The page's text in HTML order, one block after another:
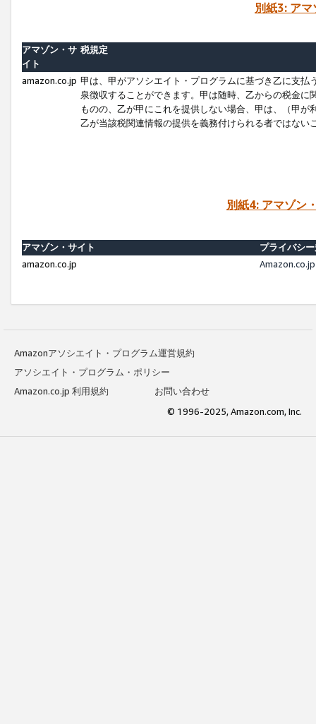
別紙3: ア
アマゾン・サ
イト
税規定
amazon.co.jp 甲は、甲がアソシエイト・プログラムに基づき乙に支
泉徴収することができます。甲は随時、乙からの税金
ものの、乙が甲にこれを提供しない場合、甲は、（甲
乙が当該税関連情報の提供を義務付けられる者ではな
別紙4: アマゾン
アマゾン・サイト
プライバシ
amazon.co.jp
Amazonアソシエイト・プログラム運営規約
アソシエイト・プログラム・ポリシー
Amazon.co.jp 利用規約
お問い合わせ
© 1996-2025, Amazon.com, Inc.